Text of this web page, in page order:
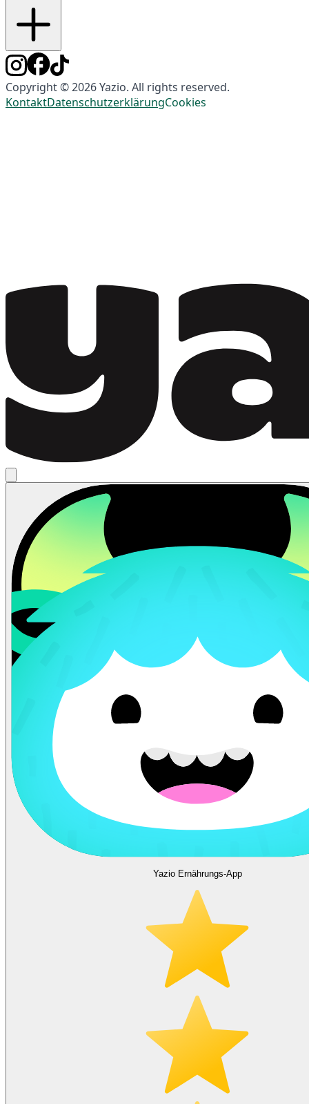
Copyright © 2026 Yazio. All rights reserved.
KontaktDatenschutzerklärungCookies
Yazio Ernährungs-App